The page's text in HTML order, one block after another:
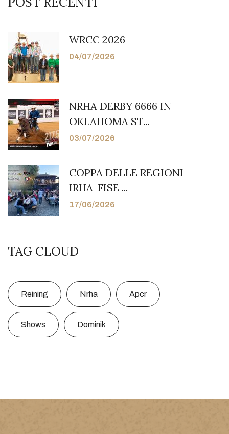
WRCC 2026
04/07/2026
NRHA DERBY 6666 IN
OKLAHOMA ST...
03/07/2026
COPPA DELLE REGIONI
IRHA-FISE ...
17/06/2026
TAG CLOUD
Reining Nrha Apcr
Shows Dominik